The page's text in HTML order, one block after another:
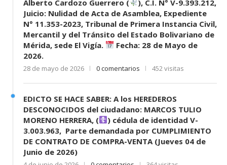
Alberto Cardozo Guerrero (
), C.I. N° V-9.393.212,
Juicio: Nulidad de Acta de Asamblea, Expediente
N° 11.353-2023, Tribunal de Primera Instancia Civil,
Mercantil y del Tránsito del Estado Bolivariano de
Mérida, sede El Vigía.
Fecha: 28 de Mayo de
2026.
28 de mayo de 2026 0 comentarios 452 visitas
EDICTO SE HACE SABER: A los HEREDEROS
DESCONOCIDOS del ciudadano: MARCOS TULIO
MORENO HERRERA, (
) cédula de identidad V-
3.003.963, Parte demandada por CUMPLIMIENTO
DE CONTRATO DE COMPRA-VENTA (Jueves 04 de
Junio de 2026)